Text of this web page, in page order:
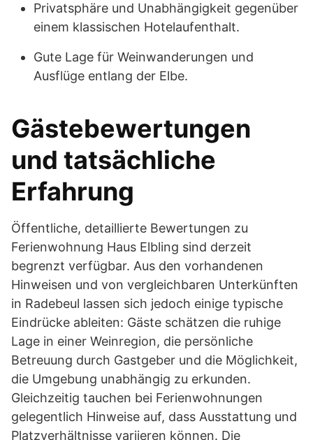
Privatsphäre und Unabhängigkeit gegenüber
einem klassischen Hotelaufenthalt.
Gute Lage für Weinwanderungen und
Ausflüge entlang der Elbe.
Gästebewertungen
und tatsächliche
Erfahrung
Öffentliche, detaillierte Bewertungen zu
Ferienwohnung Haus Elbling sind derzeit
begrenzt verfügbar. Aus den vorhandenen
Hinweisen und von vergleichbaren Unterkünften
in Radebeul lassen sich jedoch einige typische
Eindrücke ableiten: Gäste schätzen die ruhige
Lage in einer Weinregion, die persönliche
Betreuung durch Gastgeber und die Möglichkeit,
die Umgebung unabhängig zu erkunden.
Gleichzeitig tauchen bei Ferienwohnungen
gelegentlich Hinweise auf, dass Ausstattung und
Platzverhältnisse variieren können. Die